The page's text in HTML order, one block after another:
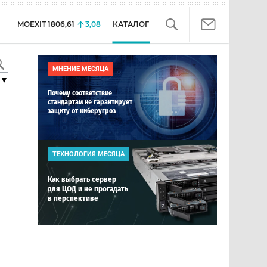
MOEXIT 1806,61 3,08 КАТАЛОГ
МНЕНИЕ МЕСЯЦА
Почему соответствие
стандартам не гарантирует
защиту от киберугроз
ТЕХНОЛОГИЯ МЕСЯЦА
Как выбрать сервер
для ЦОД и не прогадать
в перспективе